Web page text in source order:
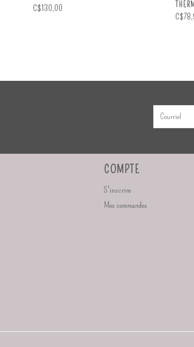
C$130,00
COMPTE
S'inscrire
Mes commandes